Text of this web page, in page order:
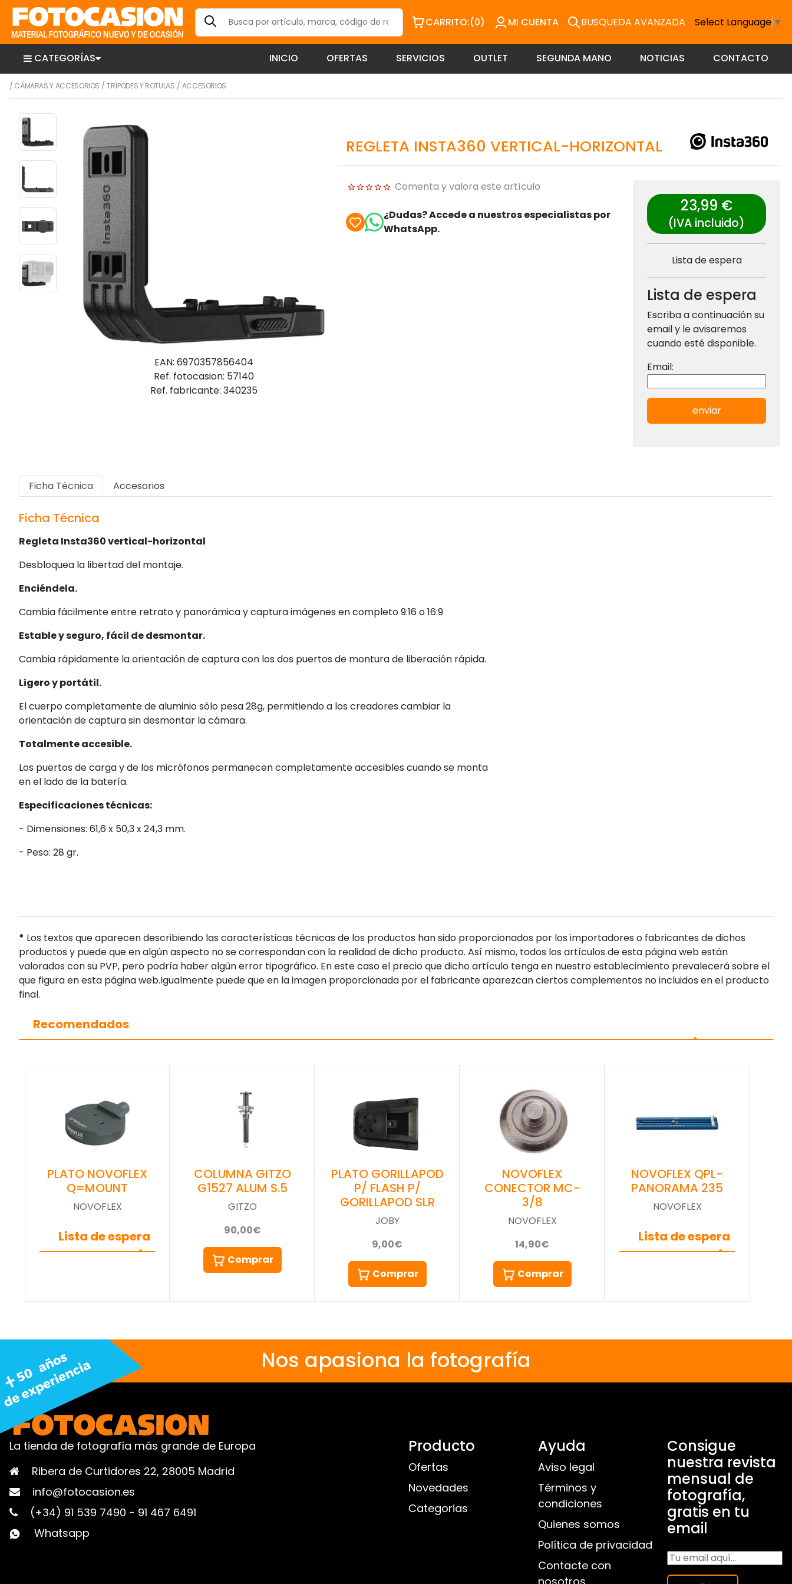
CARRITO:(0) MI CUENTA BUSQUEDA AVANZADA Select Language ▼
CATEGORÍAS INICIO OFERTAS SERVICIOS OUTLET SEGUNDA MANO NOTICIAS CONTACTO
/ CÁMARAS Y ACCESORIOS /TRÍPODES Y ROTULAS / ACCESORIOS
EAN: 6970357856404
Ref. fotocasion: 57140
Ref. fabricante: 340235
REGLETA INSTA360 VERTICAL-HORIZONTAL
Comenta y valora este artículo
¿Dudas? Accede a nuestros especialistas por
WhatsApp.
23,99 €
(IVA incluido)
Lista de espera
Lista de espera
Escriba a continuación su
email y le avisaremos
cuando esté disponible.
Email:
enviar
Ficha Técnica Accesorios
Ficha Técnica
Regleta Insta360 vertical-horizontal
Desbloquea la libertad del montaje.
Enciéndela.
Cambia fácilmente entre retrato y panorámica y captura imágenes en completo 9:16 o 16:9
Estable y seguro, fácil de desmontar.
Cambia rápidamente la orientación de captura con los dos puertos de montura de liberación rápida.
Ligero y portátil.
El cuerpo completamente de aluminio sólo pesa 28g, permitiendo a los creadores cambiar la
orientación de captura sin desmontar la cámara.
Totalmente accesible.
Los puertos de carga y de los micrófonos permanecen completamente accesibles cuando se monta
en el lado de la batería.
Especificaciones técnicas:
- Dimensiones: 61,6 x 50,3 x 24,3 mm.
- Peso: 28 gr.
* Los textos que aparecen describiendo las características técnicas de los productos han sido proporcionados por los importadores o fabricantes de dichos
productos y puede que en algún aspecto no se correspondan con la realidad de dicho producto. Así mismo, todos los artículos de esta página web están
valorados con su PVP, pero podría haber algún error tipográfico. En este caso el precio que dicho artículo tenga en nuestro establecimiento prevalecerá sobre el
que figura en esta página web.Igualmente puede que en la imagen proporcionada por el fabricante aparezcan ciertos complementos no incluidos en el producto
final.
Recomendados
PLATO NOVOFLEX
Q=MOUNT
NOVOFLEX
Lista de espera
COLUMNA GITZO
G1527 ALUM S.5
GITZO
90,00€
Comprar
PLATO GORILLAPOD
P/ FLASH P/
GORILLAPOD SLR
JOBY
9,00€
Comprar
NOVOFLEX
CONECTOR MC-
3/8
NOVOFLEX
14,90€
Comprar
NOVOFLEX QPL-
PANORAMA 235
NOVOFLEX
Lista de espera
Nos apasiona la fotografía
La tienda de fotografía más grande de Europa
Ribera de Curtidores 22, 28005 Madrid
info@fotocasion.es
(+34) 91 539 7490 - 91 467 6491
Whatsapp
Producto
Ofertas
Novedades
Categorias
Ayuda
Aviso legal
Términos y
condiciones
Quienes somos
Política de privacidad
Contacte con
Consigue
nuestra revista
mensual de
fotografía,
gratis en tu
email